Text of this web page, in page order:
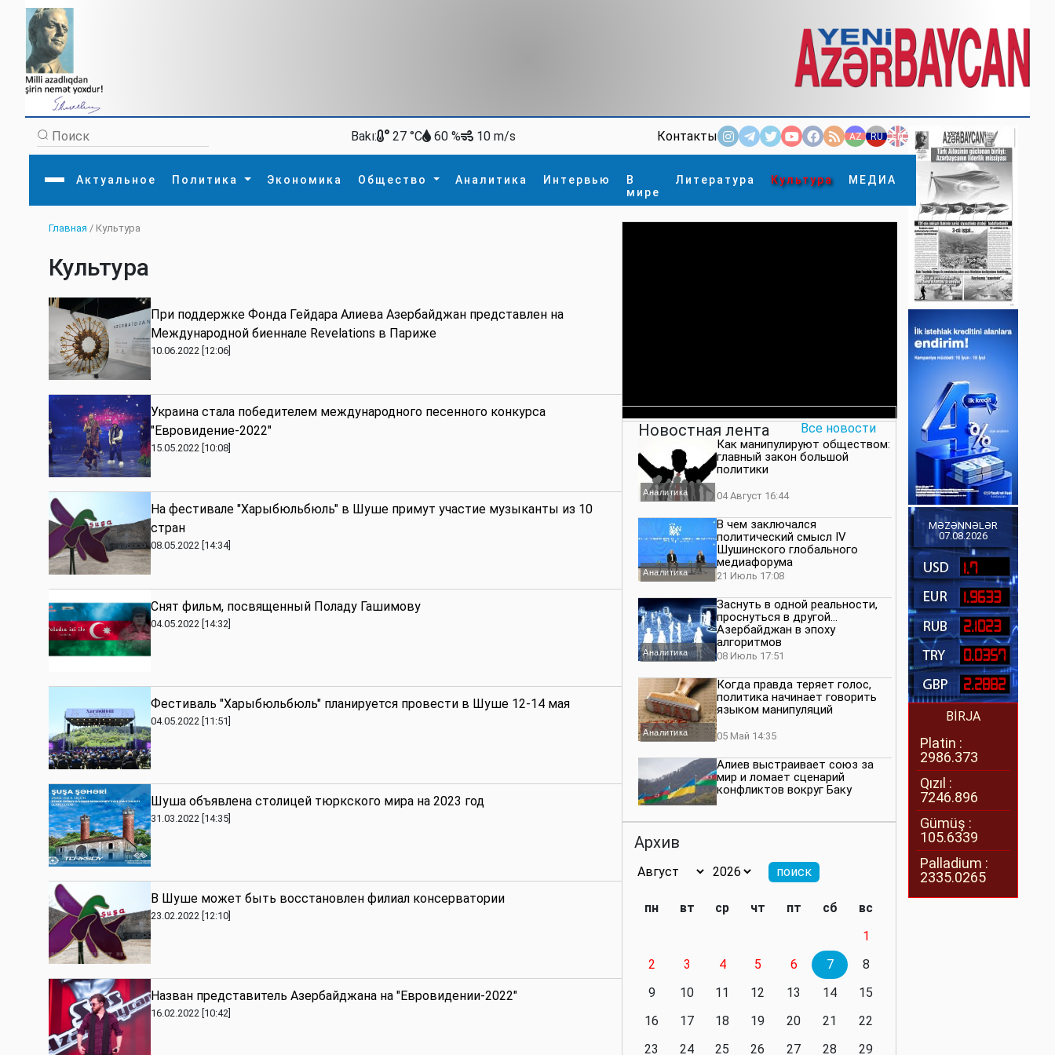
Bakı: 27 °C 60 % 10 m/s Контакты AZ RU EN
Актуальное Политика Экономика Общество Аналитика Интервью
В
мире
Литература Культура МЕДИА
×
Актуальное
Экономика
Аналитика
Культура
Интервью
МЕДИА
Диаспора
Главная / Культура
Культура
При поддержке Фонда Гейдара Алиева Азербайджан представлен на
Международной биеннале Revelations в Париже
10.06.2022 [12:06]
Украина стала победителем международного песенного конкурса
"Евровидение-2022"
15.05.2022 [10:08]
На фестивале "Харыбюльбюль" в Шуше примут участие музыканты из 10
стран
08.05.2022 [14:34]
Снят фильм, посвященный Поладу Гашимову
04.05.2022 [14:32]
Фестиваль "Харыбюльбюль" планируется провести в Шуше 12-14 мая
04.05.2022 [11:51]
Шуша объявлена столицей тюркского мира на 2023 год
31.03.2022 [14:35]
В Шуше может быть восстановлен филиал консерватории
23.02.2022 [12:10]
Назван представитель Азербайджана на "Евровидении-2022"
16.02.2022 [10:42]
Новостная лента Все новости
Аналитика
Как манипулируют обществом:
главный закон большой
политики
04 Август 16:44
Аналитика
В чем заключался
политический смысл IV
Шушинского глобального
медиафорума
21 Июль 17:08
Аналитика
Заснуть в одной реальности,
проснуться в другой…
Азербайджан в эпоху
алгоритмов
08 Июль 17:51
Аналитика
Когда правда теряет голос,
политика начинает говорить
языком манипуляций
05 Май 14:35
Алиев выстраивает союз за
мир и ломает сценарий
конфликтов вокруг Баку
значимость региона
нейтралитета больше не будет
Политика
президенту приходится все
делать самому
Архив
пн вт ср чт пт сб
вс
1
2
3 4 5 6 7
8
9
10 11 12 13 14
15
16
17 18 19 20 21
22
23
24 25 26 27 28
29
MƏZƏNNƏLƏR
07.08.2026
1.7
1.9633
2.1023
0.0357
2.2882
BİRJA
Platin :
2986.373
Qızıl :
7246.896
Gümüş :
105.6339
Palladium :
2335.0265